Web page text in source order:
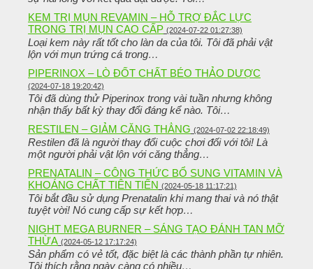
KEM TRỊ MỤN REVAMIN – HỖ TRỢ ĐẮC LỰC
TRONG TRỊ MỤN CAO CẤP (2024-07-22 01:27:38)
Loại kem này rất tốt cho làn da của tôi. Tôi đã phải vật
lộn với mụn trứng cá trong…
PIPERINOX – LÒ ĐỐT CHẤT BÉO THẢO DƯỢC
(2024-07-18 19:20:42)
Tôi đã dùng thử Piperinox trong vài tuần nhưng không
nhận thấy bất kỳ thay đổi đáng kể nào. Tôi…
RESTILEN – GIẢM CĂNG THẲNG (2024-07-02 22:18:49)
Restilen đã là người thay đổi cuộc chơi đối với tôi! Là
một người phải vật lộn với căng thẳng…
PRENATALIN – CÔNG THỨC BỔ SUNG VITAMIN VÀ
KHOÁNG CHẤT TIÊN TIẾN (2024-05-18 11:17:21)
Tôi bắt đầu sử dụng Prenatalin khi mang thai và nó thật
tuyệt vời! Nó cung cấp sự kết hợp…
NIGHT MEGA BURNER – SÁNG TẠO ĐÁNH TAN MỠ
THỪA (2024-05-12 17:17:24)
Sản phẩm có vẻ tốt, đặc biệt là các thành phần tự nhiên.
Tôi thích rằng ngày càng có nhiều…